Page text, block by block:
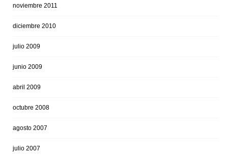
noviembre 2011
diciembre 2010
julio 2009
junio 2009
abril 2009
octubre 2008
agosto 2007
julio 2007